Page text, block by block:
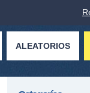
ALEATORIOS